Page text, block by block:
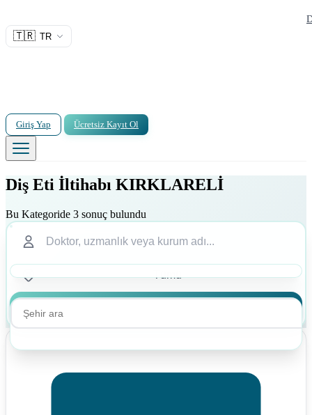
🇹🇷 TR
Giriş Yap Ücretsiz Kayıt Ol
Diş Eti İltihabı KIRKLARELİ
Bu Kategoride 3 sonuç bulundu